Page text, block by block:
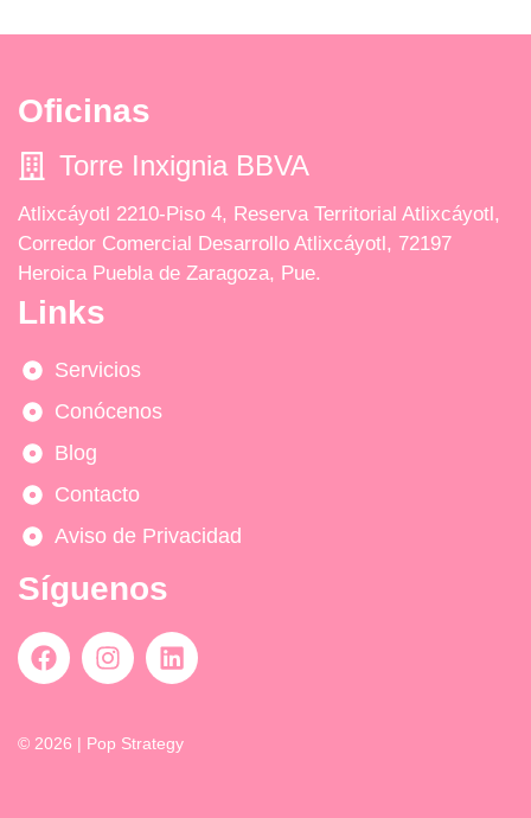
Oficinas
Torre Inxignia BBVA
Atlixcáyotl 2210-Piso 4, Reserva Territorial Atlixcáyotl,
Corredor Comercial Desarrollo Atlixcáyotl, 72197
Heroica Puebla de Zaragoza, Pue.
Links
Servicios
Conócenos
Blog
Contacto
Aviso de Privacidad
Síguenos
© 2026 | Pop Strategy